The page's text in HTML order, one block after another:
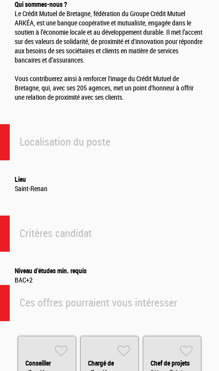
Qui sommes-nous ?
Le Crédit Mutuel de Bretagne, fédération du Groupe Crédit Mutuel
ARKÉA, est une banque coopérative et mutualiste, engagée dans le
soutien à l’économie locale et au développement durable. Il met l’accent
sur des valeurs de solidarité, de proximité et d'innovation pour répondre
aux besoins de ses sociétaires et clients en matière de services
bancaires et d’assurances.
Vous contribuerez ainsi à renforcer l'image du Crédit Mutuel de
Bretagne, qui, avec ses 205 agences, met un point d'honneur à offrir
une relation de proximité avec ses clients.
Localisation du poste
Lieu
Saint-Renan
Critères candidat
Niveau d'études min. requis
BAC+2
Ces offres pourraient vous intéresser
Conseiller
Chargé de
Chef de projets